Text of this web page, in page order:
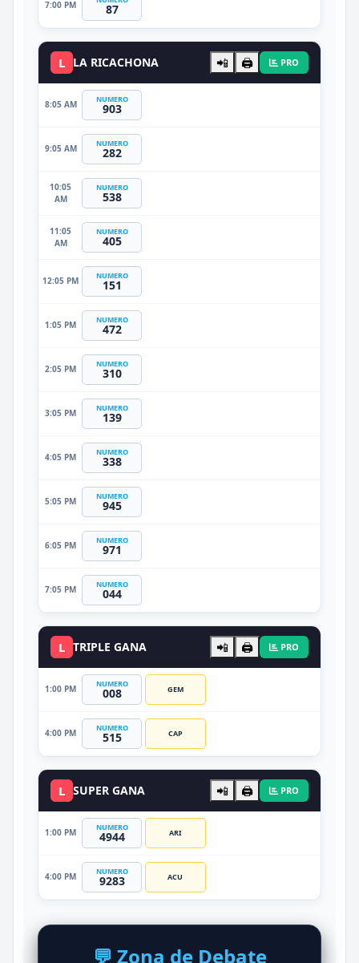
7:00 PM 87
L LA RICACHONA 📲 🖨️ PRO
8:05 AM NUMERO
903
9:05 AM NUMERO
282
10:05
AM
NUMERO
538
11:05
AM
NUMERO
405
12:05 PM NUMERO
151
1:05 PM NUMERO
472
2:05 PM NUMERO
310
3:05 PM NUMERO
139
4:05 PM NUMERO
338
5:05 PM NUMERO
945
6:05 PM NUMERO
971
7:05 PM NUMERO
044
L TRIPLE GANA 📲 🖨️ PRO
1:00 PM NUMERO
008 GEM
4:00 PM NUMERO
515 CAP
L SUPER GANA 📲 🖨️ PRO
1:00 PM NUMERO
4944 ARI
4:00 PM NUMERO
9283 ACU
💬 Zona de Debate